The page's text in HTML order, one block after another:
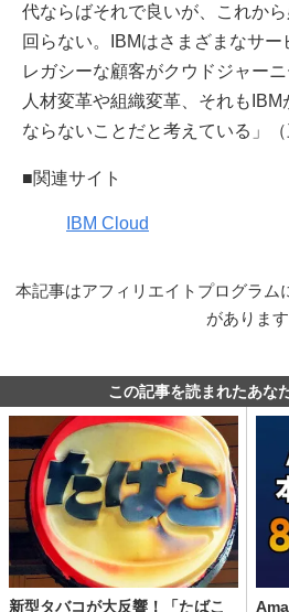
代ならばそれで良いが、これか
回らない。IBMはさまざまなサー
レガシーな顧客がクウドジャー
人材変革や組織変革、それも
ならないことだと考えている」（
■関連サイト
IBM Cloud
本記事はアフィリエイトプログラム
があります
この記事を読まれたあな
新型タバコが大反響！「たばこ